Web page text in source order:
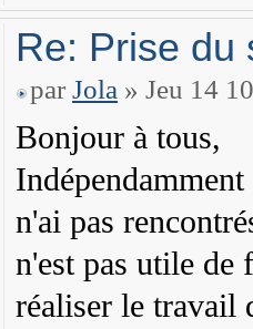
Re: Prise du
par Jola » Jeu 14
Bonjour à tous,
n'ai pas
n'est pas utile de
réaliser le travail